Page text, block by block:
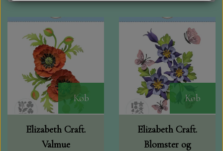
NYHEDER
MAJA KARTON
MINTAY PAPERS
SCRAPBOYS
STAMPERIA
Køb
Elizabeth Craft.
Valmue
Køb
Elizabeth Craft.
Blomster og